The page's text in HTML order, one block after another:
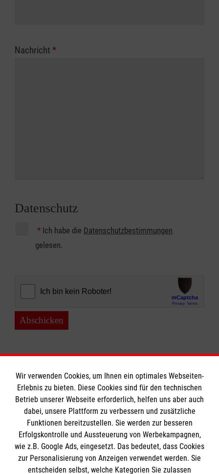
Nachricht *
Datenschutz
* Ich habe die Datenschutzbestimmungen
gelesen.
Abschicken
Informationen
Impressum
Datenschutz
Kontakt
Die Malteser
Wir verwenden Cookies, um Ihnen ein optimales Webseiten-
Erlebnis zu bieten. Diese Cookies sind für den technischen
Betrieb unserer Webseite erforderlich, helfen uns aber auch
dabei, unsere Plattform zu verbessern und zusätzliche
Funktionen bereitzustellen. Sie werden zur besseren
Erfolgskontrolle und Aussteuerung von Werbekampagnen,
wie z.B. Google Ads, eingesetzt. Das bedeutet, dass Cookies
zur Personalisierung von Anzeigen verwendet werden. Sie
entscheiden selbst, welche Kategorien Sie zulassen